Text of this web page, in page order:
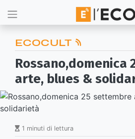
ECOCULT
Rossano,domenica
arte, blues &
1 minuti di lettura